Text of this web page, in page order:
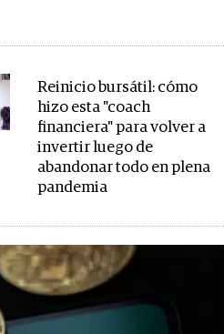
Reinicio bursátil: cómo
hizo esta "coach
financiera" para volver a
invertir luego de
abandonar todo en plena
pandemia